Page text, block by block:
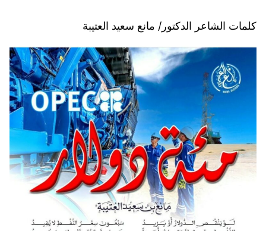
كلمات الشاعر الدكتور/ مانع سعيد العتيبة